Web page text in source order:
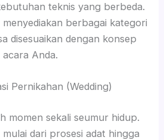
teknis yang berbeda.
berbagai kategori
disesuaikan dengan konsep
acara Anda.
Pernikahan (Wedding)
momen sekali seumur hidup.
dari prosesi adat hingga